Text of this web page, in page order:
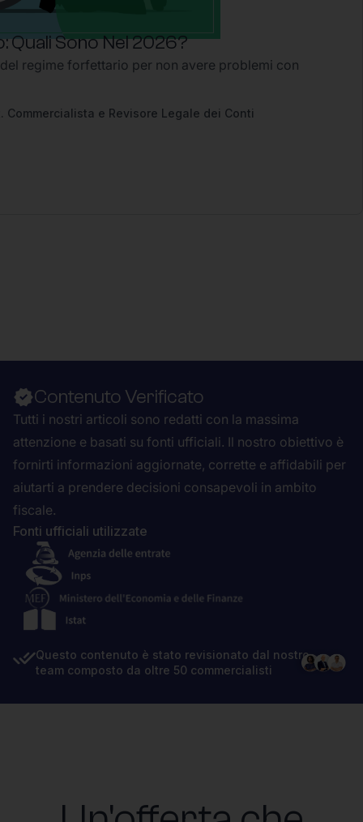
Sono Nel 2026?
regime forfettario per non avere problemi con
Commercialista e Revisore Legale dei Conti
Contenuto Verificato
Tutti i nostri articoli sono redatti con la massima
attenzione e basati su fonti ufficiali. Il nostro obiettivo è
fornirti informazioni aggiornate, corrette e affidabili per
aiutarti a prendere decisioni consapevoli in ambito
fiscale.
Fonti ufficiali utilizzate
Questo contenuto è stato revisionato dal nostro
team composto da oltre 50 commercialisti